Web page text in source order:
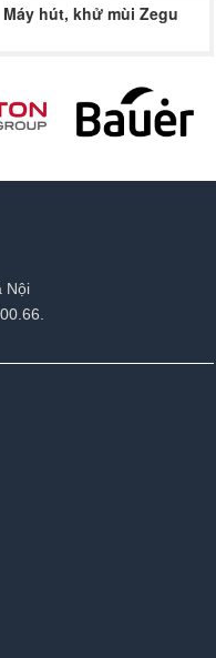
Máy hút, khử mùi Zegu
Nội